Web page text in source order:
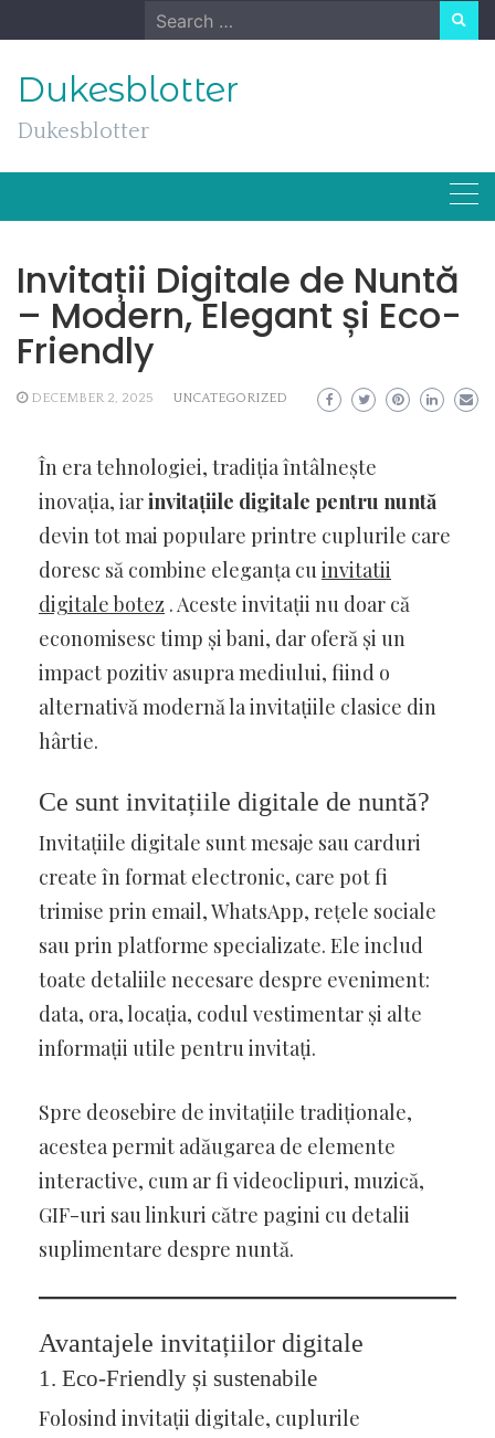
to
Search
for:
Dukesblotter
Dukesblotter
Invitații Digitale de Nuntă
– Modern, Elegant și Eco-
Friendly
DECEMBER 2, 2025 UNCATEGORIZED
În era tehnologiei, tradiția întâlnește
inovația, iarinvitațiile digitale pentru nuntă
devin tot mai populare printre cuplurile care
doresc să combine eleganța cuinvitatii
digitale botez . Aceste invitații nu doar că
economisesc timp și bani, dar oferă și un
impact pozitiv asupra mediului, fiind o
alternativă modernă la invitațiile clasice din
hârtie.
Ce sunt invitațiile digitale de nuntă?
Invitațiile digitale sunt mesaje sau carduri
create în format electronic, care pot fi
trimise prin email, WhatsApp, rețele sociale
sau prin platforme specializate. Ele includ
toate detaliile necesare despre eveniment:
data, ora, locația, codul vestimentar și alte
informații utile pentru invitați.
Spre deosebire de invitațiile tradiționale,
acestea permit adăugarea de elemente
interactive, cum ar fi videoclipuri, muzică,
GIF-uri sau linkuri către pagini cu detalii
suplimentare despre nuntă.
Avantajele invitațiilor digitale
1. Eco-Friendly și sustenabile
Folosind invitații digitale, cuplurile